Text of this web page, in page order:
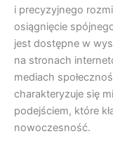
i precyzyjnego
osiągnięcie
jest dostępne w
na stronach
mediach
charakteryzuje się
podejściem, które
nowoczesność.